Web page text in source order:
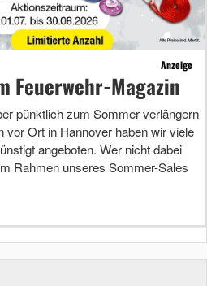
Anzeige
Feuerwehr-Magazin
pünktlich zum Sommer verlängern
Ort in Hannover haben wir viele
angeboten. Wer nicht dabei
Rahmen unseres Sommer-Sales